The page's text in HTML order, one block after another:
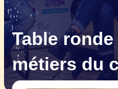
Table
métiers du